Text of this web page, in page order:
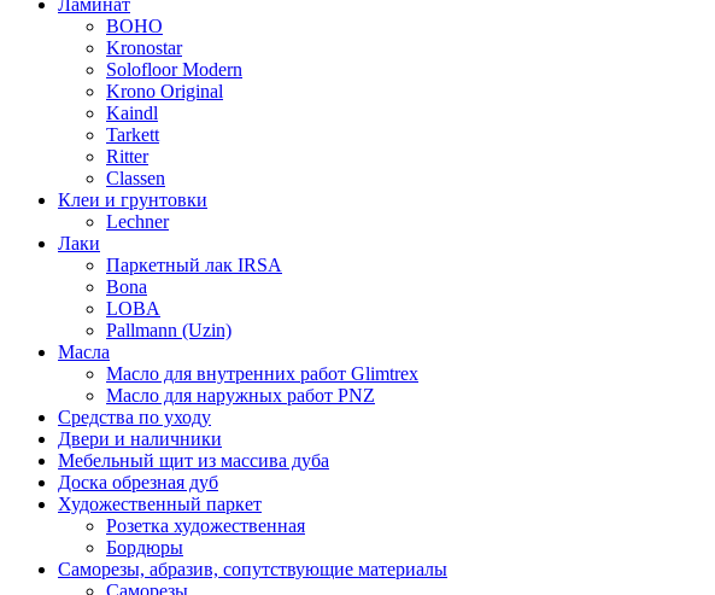
Ламинат
BOHO
Kronostar
Solofloor Modern
Krono Original
Kaindl
Tarkett
Ritter
Classen
Клеи и грунтовки
Lechner
Лаки
Паркетный лак IRSA
Bona
LOBA
Pallmann (Uzin)
Масла
Масло для внутренних работ Glimtrex
Масло для наружных работ PNZ
Средства по уходу
Двери и наличники
Мебельный щит из массива дуба
Доска обрезная дуб
Художественный паркет
Розетка художественная
Бордюры
Саморезы, абразив, сопутствующие материалы
Саморезы